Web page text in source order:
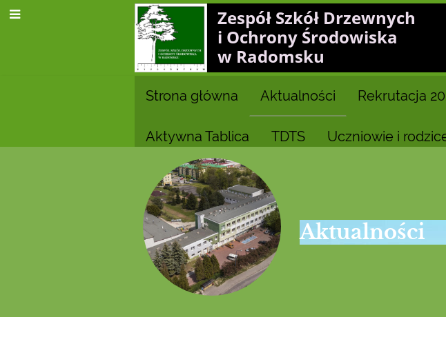
Zespół Szkół Drzewnych
i Ochrony Środowiska
w Radomsku
Strona główna Aktualności Rekrutacja
Aktywna Tablica TDTS Uczniowie i
Aktualności